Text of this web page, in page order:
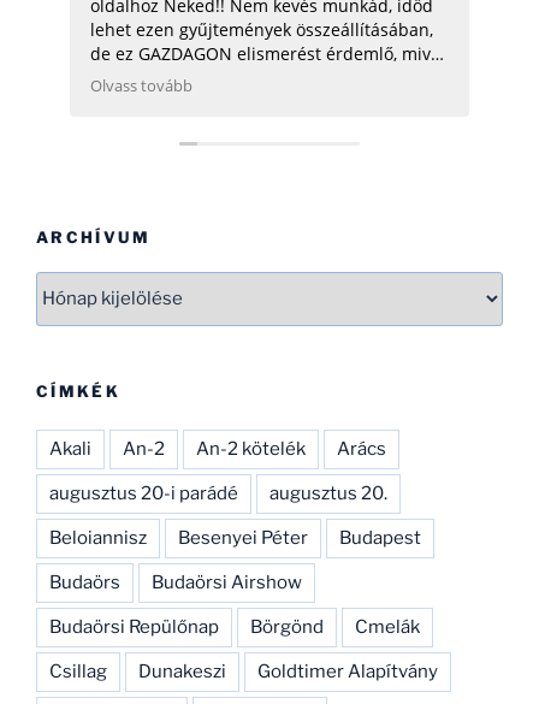
oldalhoz Neked!! Nem kevés munkád, időd
lehet ezen gyűjtemények összeállításában,
de ez GAZDAGON elismerést érdemlő, mivel
ezen adatok összegyűjtése, rendszerezése
helikopterrel (MI2) kapcsolatban tudok
Olvass tovább
ARCHÍVUM
CÍMKÉK
Akali An-2 An-2 kötelék Arács
augusztus 20-i parádé augusztus 20.
Beloiannisz Besenyei Péter Budapest
Budaörs Budaörsi Airshow
Budaörsi Repülőnap Börgönd Cmelák
Csillag Dunakeszi Goldtimer Alapítvány